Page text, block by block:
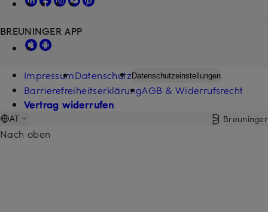
BREUNINGER APP
ImpressumDatenschutzDatenschutzeinstellungen
BarrierefreiheitserklärungAGB & Widerrufsrecht
Vertrag widerrufen
AT Breuninger
Nach oben